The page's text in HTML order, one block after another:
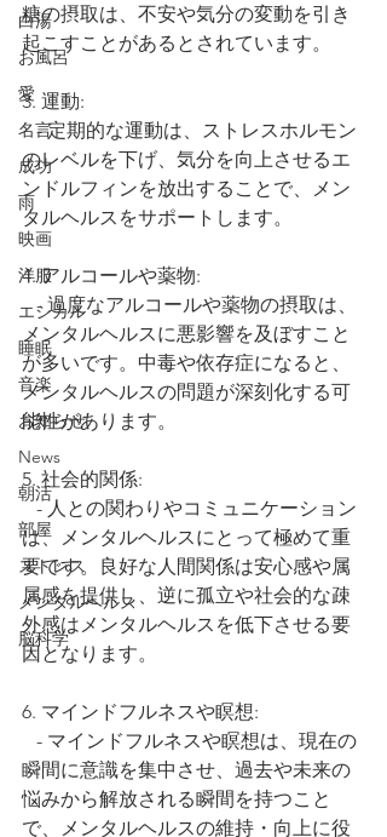
白湯
お風呂
愛
名言
成功
雨
映画
洋服
エシカル
睡眠
音楽
お知らせ
News
朝活
部屋
ストレス
メンタルヘルス
脳科学
糖の摂取は、不安や気分の変動を引き
起こすことがあるとされています。
3. 運動:
   - 定期的な運動は、ストレスホルモン
のレベルを下げ、気分を向上させるエ
ンドルフィンを放出することで、メン
タルヘルスをサポートします。
4. アルコールや薬物:
   - 過度なアルコールや薬物の摂取は、
メンタルヘルスに悪影響を及ぼすこと
が多いです。中毒や依存症になると、
メンタルヘルスの問題が深刻化する可
能性があります。
5. 社会的関係:
   - 人との関わりやコミュニケーション
は、メンタルヘルスにとって極めて重
要です。良好な人間関係は安心感や属
属感を提供し、逆に孤立や社会的な疎
外感はメンタルヘルスを低下させる要
因となります。
6. マインドフルネスや瞑想:
瞬間に意識を集中させ、過去や未来の
悩みから解放される瞬間を持つこと
で、メンタルヘルスの維持・向上に役